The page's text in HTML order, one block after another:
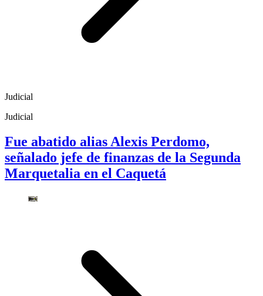
Judicial
Judicial
Fue abatido alias Alexis Perdomo,
señalado jefe de finanzas de la Segunda
Marquetalia en el Caquetá